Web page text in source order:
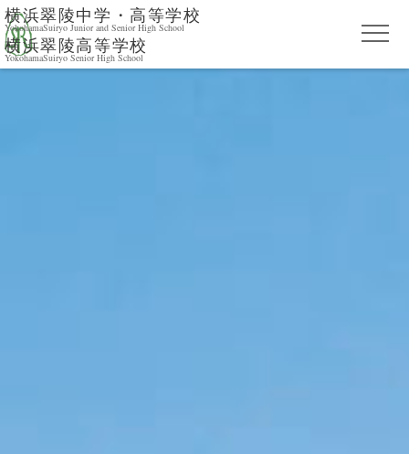
横浜翠陵中学・高等学校
YokohamaSuiryo Junior and Senior High School
横浜翠陵高等学校
YokohamaSuiryo Senior High School